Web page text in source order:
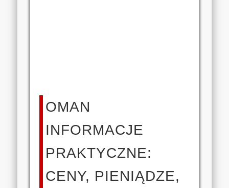
OMAN
INFORMACJE
PRAKTYCZNE:
CENY, PIENIĄDZE,